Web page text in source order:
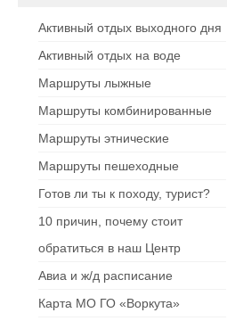
Активный отдых выходного дня
Активный отдых на воде
Маршруты лыжные
Маршруты комбинированные
Маршруты этнические
Маршруты пешеходные
Готов ли ты к походу, турист?
10 причин, почему стоит
обратиться в наш Центр
Авиа и ж/д расписание
Карта МО ГО «Воркута»